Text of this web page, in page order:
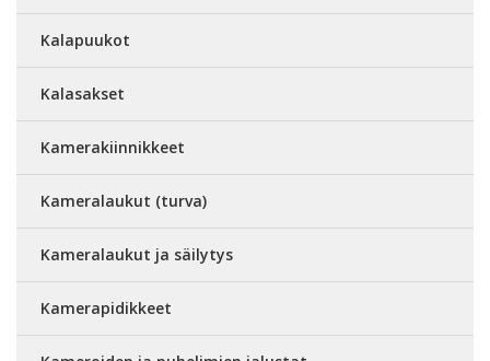
Kalapuukot
Kalasakset
Kamerakiinnikkeet
Kameralaukut (turva)
Kameralaukut ja säilytys
Kamerapidikkeet